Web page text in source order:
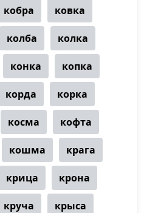
кобра ковка
колба колка
конка копка
корда корка
косма кофта
кошма крага
крица крона
круча крыса